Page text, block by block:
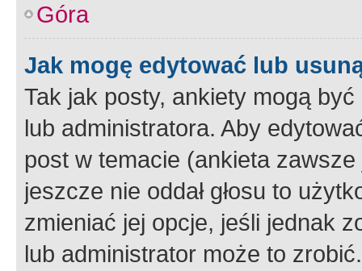
Góra
Jak mogę edytować lub
Tak jak posty, ankiety mogą
lub administratora. Aby
post w temacie (ankieta
jeszcze nie oddał głosu to
zmieniać jej opcje, jeśli jednak
lub administrator może to